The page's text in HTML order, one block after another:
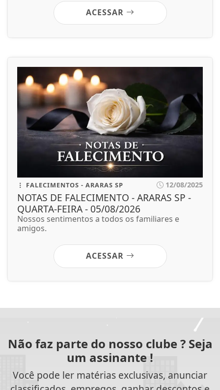
ACESSAR
FALECIMENTOS - ARARAS SP 12/08/2025
NOTAS DE FALECIMENTO - ARARAS SP -
QUARTA-FEIRA - 05/08/2026
Nossos sentimentos a todos os familiares e
amigos.
ACESSAR
Não faz parte do nosso clube ? Seja
um assinante !
Você pode ler matérias exclusivas, anunciar